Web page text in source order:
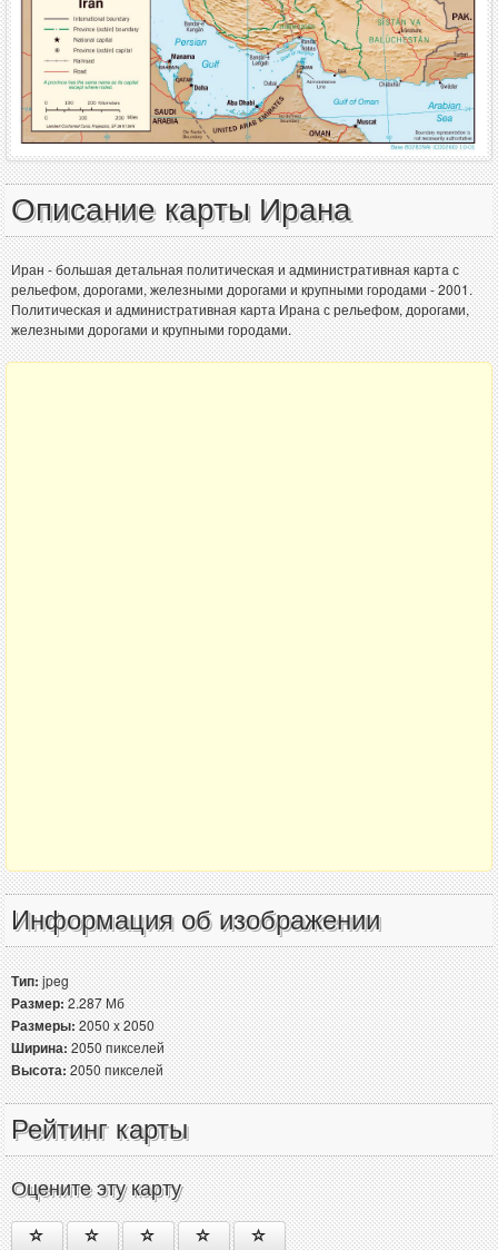
Описание карты Ирана
Иран - большая детальная политическая и административная карта с
рельефом, дорогами, железными дорогами и крупными городами - 2001.
Политическая и административная карта Ирана с рельефом, дорогами,
железными дорогами и крупными городами.
Информация об изображении
Тип:jpeg
Размер:2.287 Мб
Размеры:2050 x 2050
Ширина:2050 пикселей
Высота:2050 пикселей
Рейтинг карты
Оцените эту карту